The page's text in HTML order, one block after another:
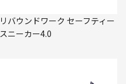
リバウンドワーク セーフティー
スニーカー4.0